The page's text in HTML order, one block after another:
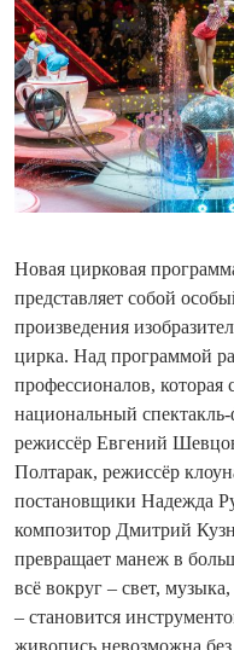
Новая цирковая
представляет собой
произведения
цирка. Над программой
профессионалов, которая
национальный
режиссёр Евгений
Полтарак, режиссёр
постановщики Надежда
композитор Дмитрий
превращает манеж в
всё вокруг – свет,
– становится